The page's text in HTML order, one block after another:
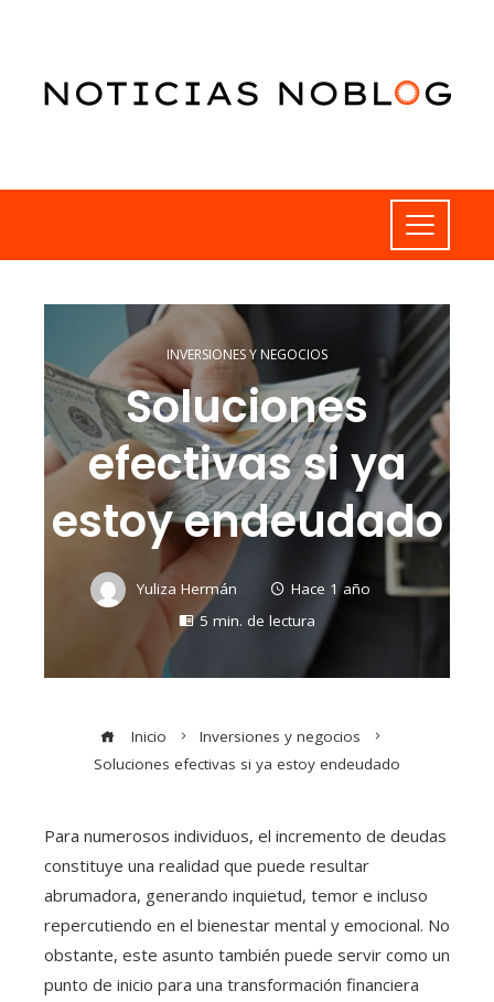
INVERSIONES Y NEGOCIOS
Soluciones
efectivas si ya
estoy endeudado
Yuliza Hermán
Hace 1 año
5 min. de lectura
Inicio
Inversiones y negocios
Soluciones efectivas si ya estoy endeudado
Para numerosos individuos, el incremento de deudas
constituye una realidad que puede resultar
abrumadora, generando inquietud, temor e incluso
repercutiendo en el bienestar mental y emocional. No
obstante, este asunto también puede servir como un
punto de inicio para una transformación financiera